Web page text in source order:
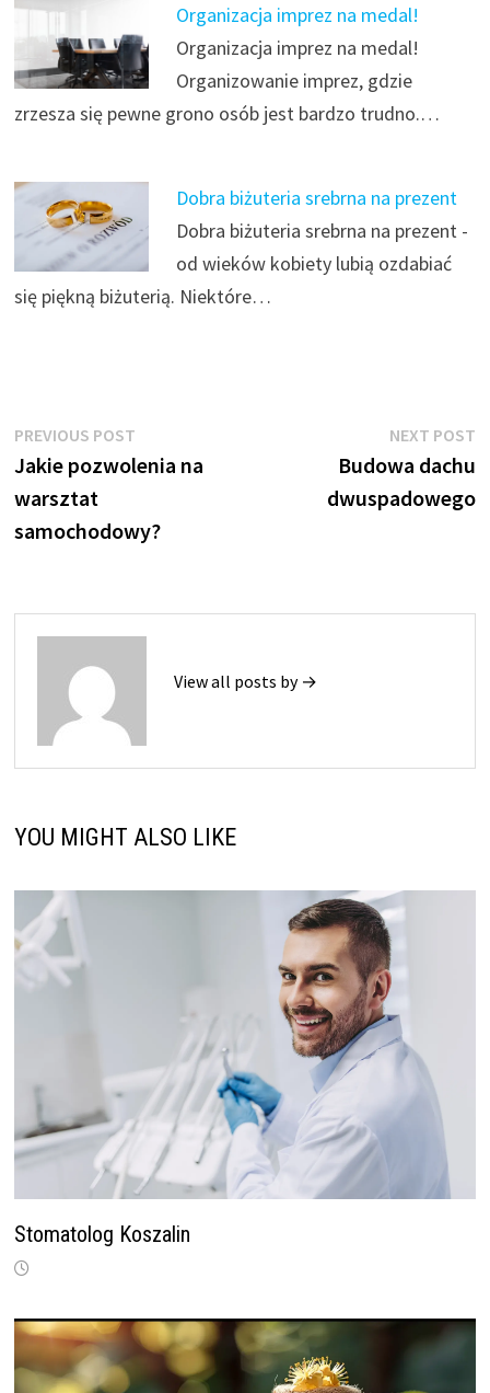
Organizacja imprez na medal!
Organizacja imprez na medal!
Organizowanie imprez, gdzie
zrzesza się pewne grono osób jest bardzo trudno.…
Dobra biżuteria srebrna na prezent
Dobra biżuteria srebrna na prezent -
od wieków kobiety lubią ozdabiać
się piękną biżuterią. Niektóre…
Nawigacja
wpisu
PREVIOUS POSTPrevious
post:
Jakie pozwolenia na
warsztat
samochodowy?
NEXT POST
Budowa dachu
dwuspadowego
View all posts by →
YOU MIGHT ALSO LIKE
Stomatolog Koszalin